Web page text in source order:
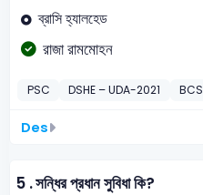
ব্রাসি হ্যালহেড
রাজা রামমোহন
PSC DSHE – UDA-2021 BCS
Des
5 .সন্ধির প্রধান সুবিধা কি?